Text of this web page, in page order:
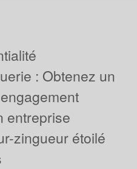
: Obtenez un
entreprise
zingueur étoilé